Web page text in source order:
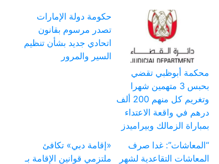
محكمة أبوظبي تقضي
بحبس 3 متهمين شهرا
وتغريم كل منهم 200 ألف
درهم في واقعة الاعتداء
بمباراة الزمالك وبيراميدز
حكومة دولة الإمارات
تصدر مرسوم بقانون
اتحادي جديد بشأن تنظيم
السير والمرور
“المعاشات”: غدا صرف
المعاشات التقاعدية لشهر
«إقامة دبي» تكافئ
ملتزمي قوانين الإقامة بـ